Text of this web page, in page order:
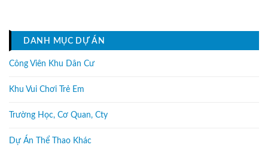
DANH MỤC DỰ ÁN
Công Viên Khu Dân Cư
Khu Vui Chơi Trẻ Em
Trường Học, Cơ Quan, Cty
Dự Án Thể Thao Khác